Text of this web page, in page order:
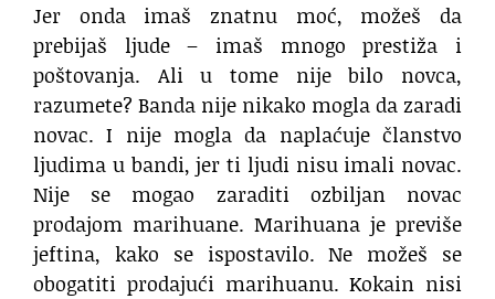
Jer onda imaš znatnu moć, možeš da
prebijaš ljude – imaš mnogo prestiža i
poštovanja. Ali u tome nije bilo novca,
razumete? Banda nije nikako mogla da zaradi
novac. I nije mogla da naplaćuje članstvo
ljudima u bandi, jer ti ljudi nisu imali novac.
Nije se mogao zaraditi ozbiljan novac
prodajom marihuane. Marihuana je previše
jeftina, kako se ispostavilo. Ne možeš se
obogatiti prodajući marihuanu. Kokain nisi